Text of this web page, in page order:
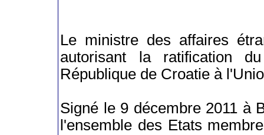
Le ministre des affaires
autorisant la ratification
République de Croatie à
Signé le 9 décembre 2011 à
l'ensemble des Etats